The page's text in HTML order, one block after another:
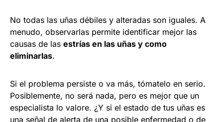
No todas las uñas débiles y alteradas son iguales. A
menudo, observarlas permite identificar mejor las
causas de las estrías en las uñas y como
eliminarlas.
Si el problema persiste o va más, tómatelo en serio.
Posiblemente, no será nada, pero es mejor que un
especialista lo valore. ¿Y si el estado de tus uñas es
una señal de alerta de una posible enfermedad o de